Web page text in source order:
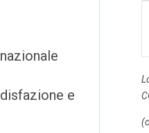
e